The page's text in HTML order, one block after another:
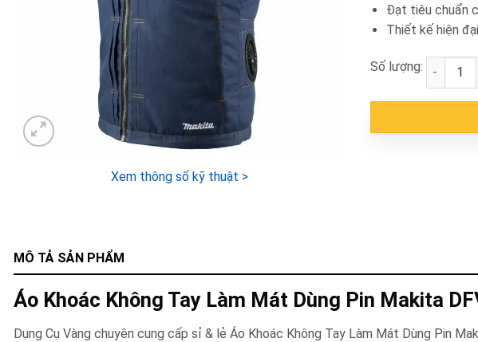
Xem thông số kỹ thuật >
Đạt tiêu chuẩn
Thiết kế hiện
Số lượng: Áo
MÔ TẢ SẢN PHẨM
Áo Khoác Không Tay Làm Mát Dùng Pin Makita
Dụng Cụ Vàng chuyên cung cấp sỉ & lẻ Áo Khoác Không Tay Làm Mát Dùng Pin